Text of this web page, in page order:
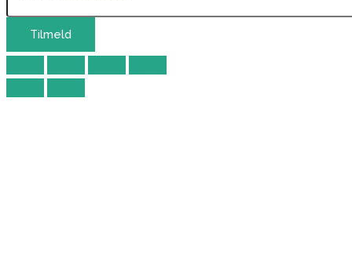
Tilmeld